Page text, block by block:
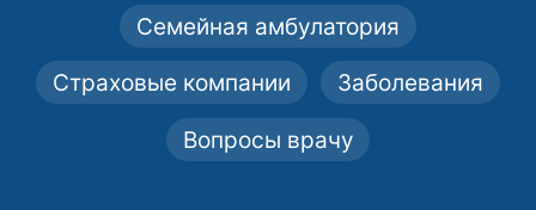
Семейная амбулатория
Страховые компании Заболевания
Вопросы врачу